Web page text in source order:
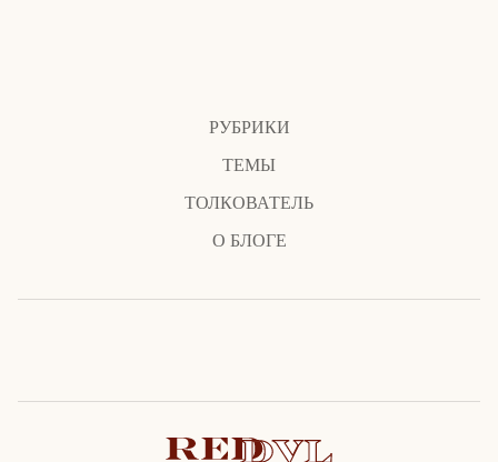
РУБРИКИ
ТЕМЫ
ТОЛКОВАТЕЛЬ
О БЛОГЕ